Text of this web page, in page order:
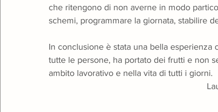
che ritengono di non averne in modo
schemi, programmare la giornata, stabilire
In conclusione è stata una bella
tutte le persone, ha portato dei frutti e non
ambito lavorativo e nella vita di tutti i giorni.
Laura e Elisa classe